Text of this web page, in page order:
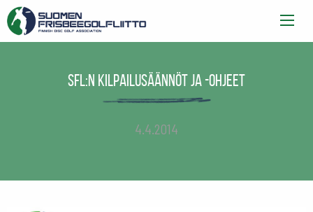
SFL:n kilpailusäännöt ja -ohjeet
4.4.2014